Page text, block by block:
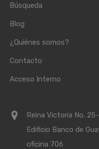
Búsqueda
Blog
¿Quiénes somos?
Contacto
Acceso Interno
Reina Victoria No.
Edificio Banco de
oficina 706